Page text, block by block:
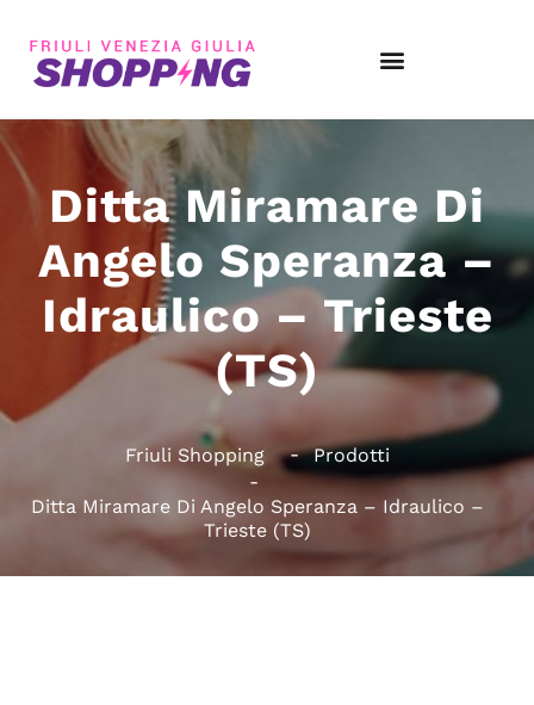
Ditta Miramare Di
Angelo Speranza –
Idraulico – Trieste
(TS)
Friuli Shopping Prodotti
Ditta Miramare Di Angelo Speranza – Idraulico –
Trieste (TS)